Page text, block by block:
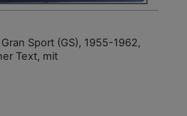
Sport (GS), 1955-1962,
Text, mit